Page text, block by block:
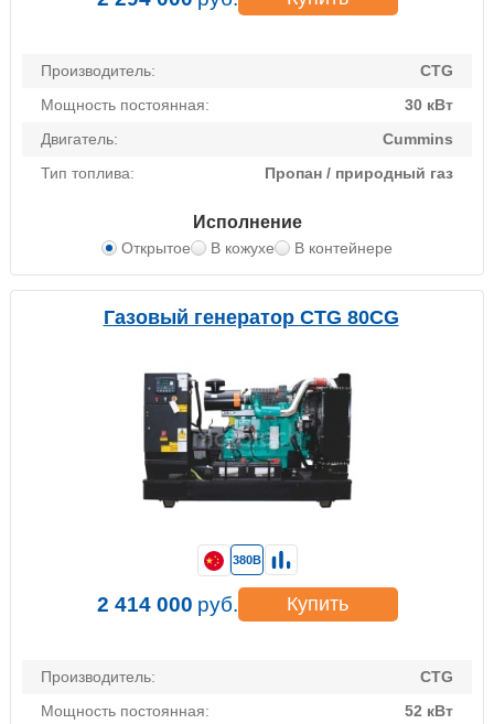
Производитель:
CTG
Мощность постоянная:
30 кВт
Двигатель:
Cummins
Тип топлива:
Пропан / природный газ
Исполнение
Открытое В кожухе В контейнере
Газовый генератор CTG 80CG
Производитель:
CTG
Мощность постоянная:
52 кВт
380В
2 414 000 руб. Купить